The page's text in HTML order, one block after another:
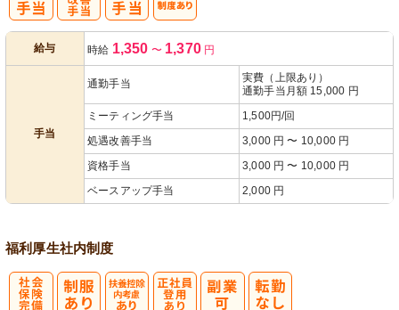
給与 時給 1,350 〜 1,370円
手当
通勤手当
実費（上限あり）
通勤手当月額 15,000 円
ミーティング手当
1,500円/回
処遇改善手当
3,000 円 〜 10,000 円
資格手当
3,000 円 〜 10,000 円
ベースアップ手当
2,000 円
福利厚生社内制度